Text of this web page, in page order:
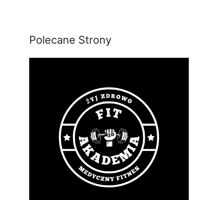
Polecane Strony